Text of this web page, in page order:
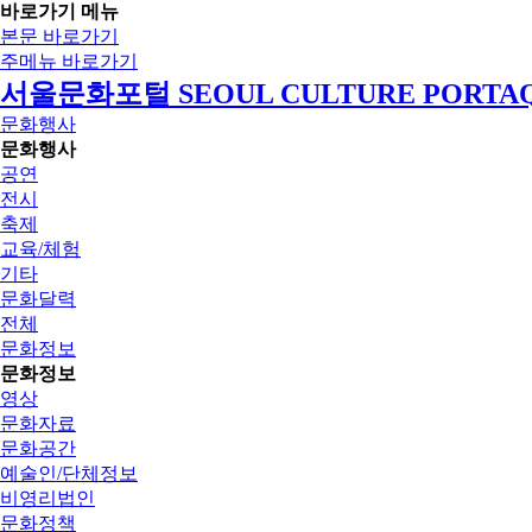
바로가기 메뉴
본문 바로가기
주메뉴 바로가기
서울문화포털 SEOUL CULTURE
문화행사
문화행사
공연
전시
축제
교육/체험
기타
문화달력
전체
문화정보
문화정보
영상
문화자료
문화공간
예술인/단체정보
비영리법인
문화정책